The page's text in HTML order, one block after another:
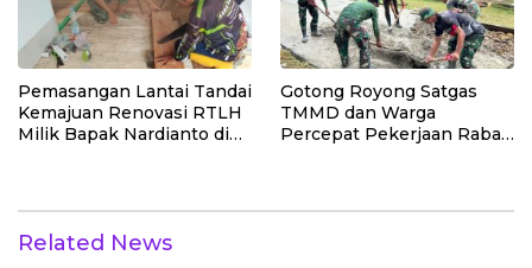
Pemasangan Lantai Tandai
Kemajuan Renovasi RTLH
Milik Bapak Nardianto di
Gotong Royong Satgas
TMMD dan Warga
Percepat Pekerjaan Rabat
Related News